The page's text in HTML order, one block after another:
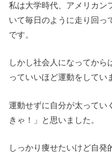
私は大学時代、アメリカン
いて毎日のように走り回っ
です。
しかし社会人になってか
っていいほど運動をしてい
運動せずに自分が太ってい
きゃ！」と思いました。
しっかり痩せたいけど自発